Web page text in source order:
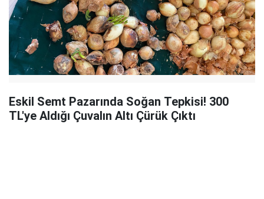
Eskil Semt Pazarında Soğan Tepkisi! 300
TL'ye Aldığı Çuvalın Altı Çürük Çıktı